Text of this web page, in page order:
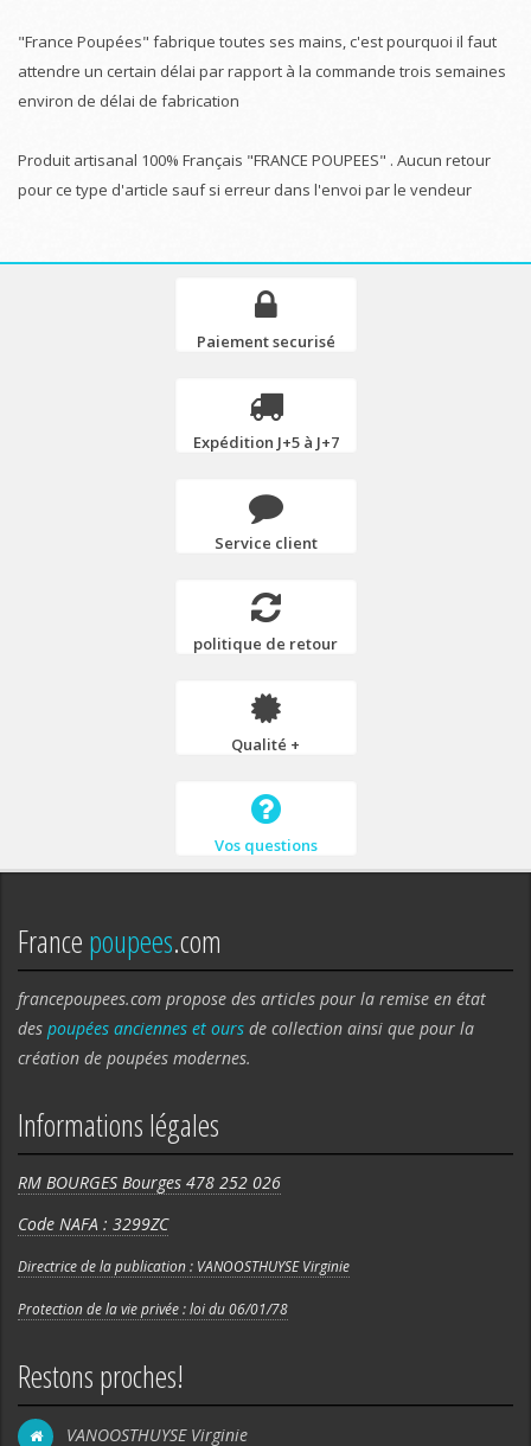
"France Poupées" fabrique toutes ses mains, c'est pourquoi il faut
attendre un certain délai par rapport à la commande trois semaines
environ de délai de fabrication
Produit artisanal 100% Français "FRANCE POUPEES" . Aucun retour
pour ce type d'article sauf si erreur dans l'envoi par le vendeur
Paiement securisé
Expédition J+5 à J+7
Service client
politique de retour
Qualité +
Vos questions
Francepoupees.com
francepoupees.com propose des articles pour la remise en état
des poupées anciennes et ours de collection ainsi que pour la
création de poupées modernes.
Informations légales
RM BOURGES Bourges 478 252 026
Code NAFA : 3299ZC
Directrice de la publication : VANOOSTHUYSE Virginie
Protection de la vie privée : loi du 06/01/78
Restons proches!
VANOOSTHUYSE Virginie